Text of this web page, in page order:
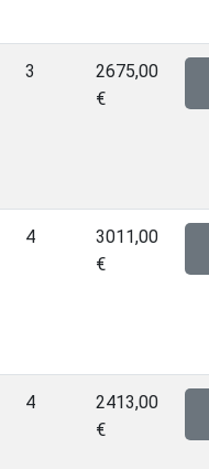
3
2675,00
€
4
3011,00
€
4
2413,00
€